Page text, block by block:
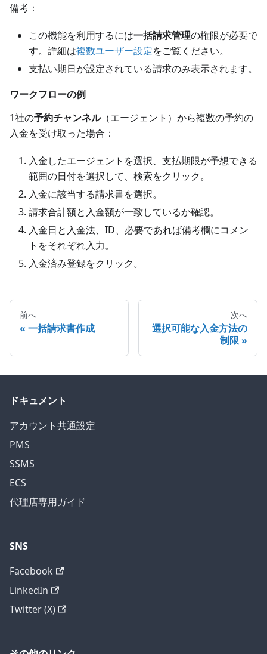
備考：
この機能を利用するには一括請求管理の権限が必要で
す。詳細は複数ユーザー設定をご覧ください。
支払い期日が設定されている請求のみ表示されます。
ワークフローの例
1社の予約チャンネル（エージェント）から複数の予約の
入金を受け取った場合：
入金したエージェントを選択、支払期限が予想できる
範囲の日付を選択して、検索をクリック。
入金に該当する請求書を選択。
請求合計額と入金額が一致しているか確認。
入金日と入金法、ID、必要であれば備考欄にコメン
トをそれぞれ入力。
入金済み登録をクリック。
前へ
一括請求書作成
次へ
選択可能な入金方法の
制限
ドキュメント
アカウント共通設定
PMS
SSMS
ECS
代理店専用ガイド
SNS
Facebook
LinkedIn
Twitter (X)